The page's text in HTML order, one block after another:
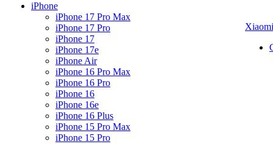
iPhone
iPhone 17 Pro Max
iPhone 17 Pro
iPhone 17
iPhone 17e
iPhone Air
iPhone 16 Pro Max
iPhone 16 Pro
iPhone 16
iPhone 16e
iPhone 16 Plus
iPhone 15 Pro Max
iPhone 15 Pro
Xiaomi